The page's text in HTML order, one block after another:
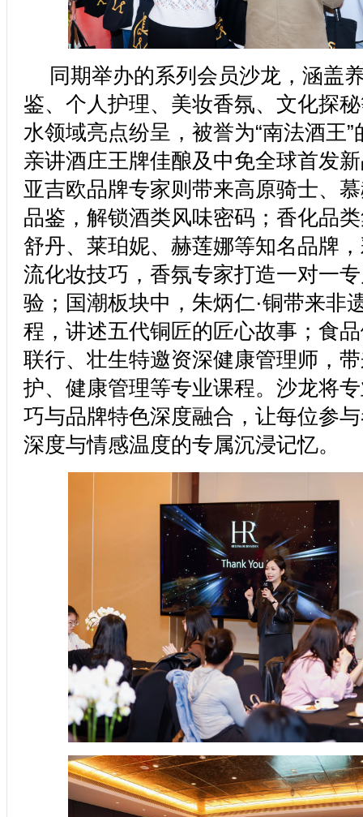
同期举办的系列会员沙龙，涵盖
鉴、个人护理、美妆香氛、文化探
水领域亮点纷呈，被誉为“南法酒王
亲讲酒庄王牌佳酿及中免全球首发
亚吉欧品牌专家则带来高原骑士、
品鉴，解锁酒类风味密码；香化品
舒丹、莱珀妮、赫莲娜等知名品牌
流化妆技巧，香氛专家打造一对一
验；国潮板块中，朱炳仁·铜带来非
程，讲述五代铜匠的匠心故事；食
联行、壮生特邀资深健康管理师，
护、健康管理等专业课程。沙龙将
巧与品牌特色深度融合，让每位参
深度与情感温度的专属沉浸记忆。